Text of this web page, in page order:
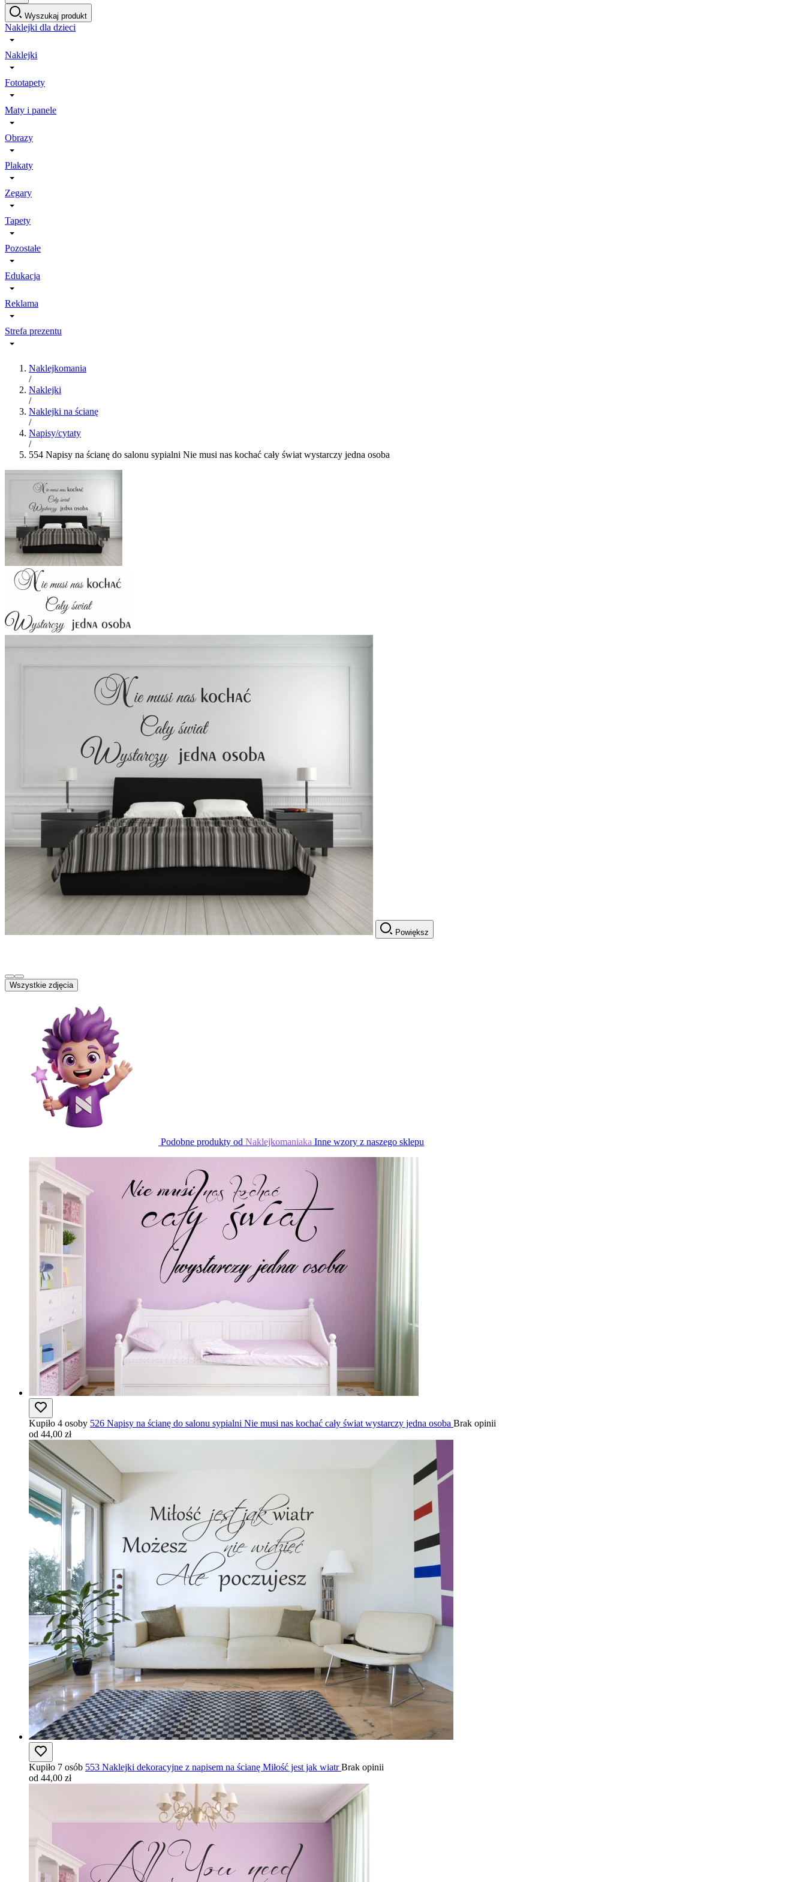
Wyszukaj produkt
Naklejki dla dzieci
Naklejki
Fototapety
Maty i panele
Obrazy
Plakaty
Zegary
Tapety
Pozostałe
Edukacja
Reklama
Strefa prezentu
Naklejkomania
/
Naklejki
/
Naklejki na ścianę
/
Napisy/cytaty
/
554 Napisy na ścianę do salonu sypialni Nie musi nas kochać cały świat wystarczy jedna osoba
Powiększ
Wszystkie zdjęcia
Podobne produkty od Naklejkomaniaka Inne wzory z naszego sklepu
Kupiło 4 osoby 526 Napisy na ścianę do salonu sypialni Nie musi nas kochać cały świat wystarczy jedna osoba Brak opinii
od 44,00 zł
Kupiło 7 osób 553 Naklejki dekoracyjne z napisem na ścianę Miłość jest jak wiatr Brak opinii
od 44,00 zł